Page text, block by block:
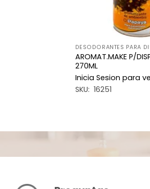
DESODORANTES PARA
AROMAT.MAKE P/
270ML
Inicia Sesion para
SKU: 16251